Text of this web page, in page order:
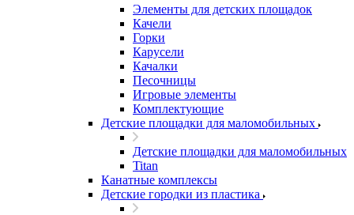
Элементы для детских площадок
Качели
Горки
Карусели
Качалки
Песочницы
Игровые элементы
Комплектующие
Детские площадки для маломобильных
Детские площадки для маломобильных
Titan
Канатные комплексы
Детские городки из пластика